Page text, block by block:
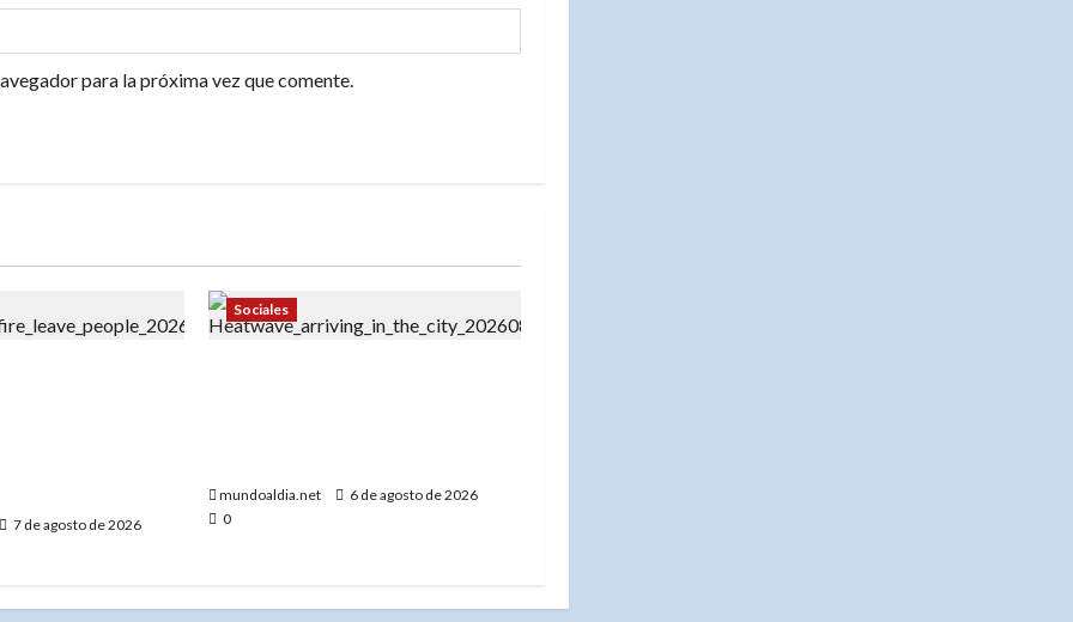
para la próxima vez que comente.
7 de agosto de 2026
Sociales
mundoaldia.net
6 de agosto de 2026
0